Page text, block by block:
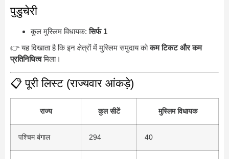
पुडुचेरी
कुल मुस्लिम विधायक:सिर्फ 1
👉 यह दिखाता है कि इन क्षेत्रों में मुस्लिम समुदाय कोकम टिकट और कम
प्रतिनिधित्वमिला।
📋 पूरी लिस्ट (राज्यवार आंकड़े)
राज्य कुल सीटें मुस्लिम विधायक
पश्चिम बंगाल 294 40